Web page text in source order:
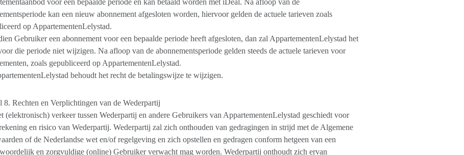
voor een bepaalde periode en kan betaald worden met iDeal. Na afloop van de
kan een nieuw abonnement afgesloten worden, hiervoor gelden de actuele tarieven zoals
op AppartementenLelystad.
Gebruiker een abonnement voor een bepaalde periode heeft afgesloten, dan zal AppartementenLelystad het
die periode niet wijzigen. Na afloop van de abonnementsperiode gelden steeds de actuele tarieven voor
zoals gepubliceerd op AppartementenLelystad.
behoudt het recht de betalingswijze te wijzigen.
8. Rechten en Verplichtingen van de Wederpartij
(elektronisch) verkeer tussen Wederpartij en andere Gebruikers van AppartementenLelystad geschiedt voor
en risico van Wederpartij. Wederpartij zal zich onthouden van gedragingen in strijd met de Algemene
of de Nederlandse wet en/of regelgeving en zich opstellen en gedragen conform hetgeen van een
en zorgvuldige (online) Gebruiker verwacht mag worden. Wederpartij onthoudt zich ervan